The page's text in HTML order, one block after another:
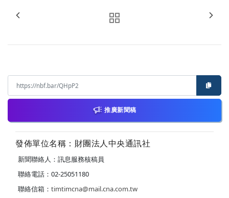
推廣新聞稿
發佈單位名稱：財團法人中央通訊社
新聞聯絡人：訊息服務核稿員
聯絡電話：02-25051180
聯絡信箱： timtimcna@mail.cna.com.tw